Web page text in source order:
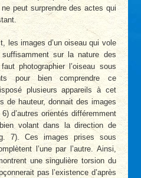
peut surprendre des actes qui
les images d’un oiseau qui vole
sur la nature des
photographier l’oiseau sous
pour bien comprendre ce
plusieurs appareils à cet
de hauteur, donnait des images
d’autres orientés différemment
volant dans la direction de
7). Ces images prises sous
l’une par l’autre. Ainsi,
une singulière torsion du
pas l’existence d’après